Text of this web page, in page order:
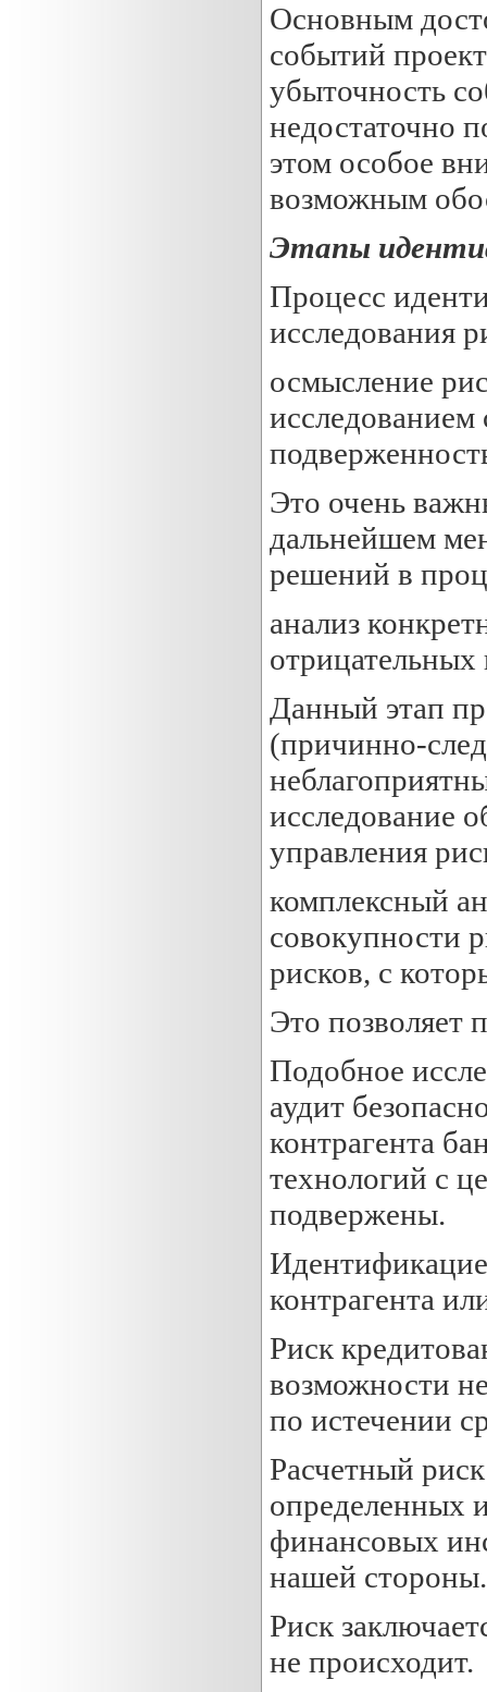
Основным
событий
убыточность
недостаточно
этом особое
возможным
Этапы
Процесс
исследования
осмысление
исследованием
Это очень
дальнейшем
решений в
анализ
отрицательных
Данный этап
(причинно-
исследование
управления
комплексный
совокупности
рисков, с
Это позволяет
Подобное
аудит
контрагента
технологий с
подвержены.
контрагента
Риск
возможности
по истечении
Расчетный
определенных
финансовых
нашей стороны.
Риск
не происходит.